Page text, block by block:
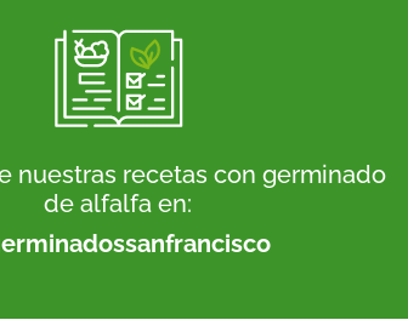
nuestras recetas con germinado
de alfalfa en: